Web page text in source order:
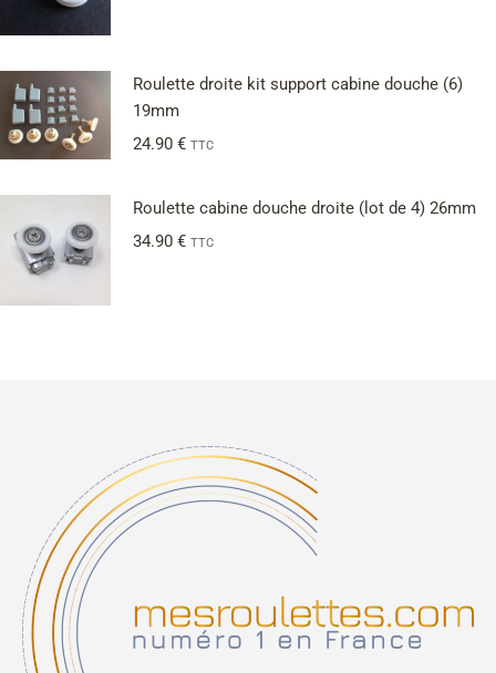
Roulette droite kit support cabine douche (6)
19mm
24.90 € TTC
Roulette cabine douche droite (lot de 4) 26mm
34.90 € TTC